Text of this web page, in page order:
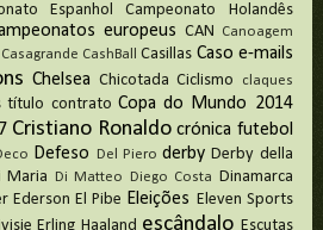
Espanhol
Campeonato Holandês
europeus CAN
Canoagem
Casagrande CashBall Casillas Caso e-mails
Chelsea Chicotada Ciclismo claques
título contrato Copa do Mundo 2014
Cristiano Ronaldo crónica futebol
Defeso Del Piero derby Derby della
Maria Di Matteo Diego Costa Dinamarca
Ederson El Pibe Eleições Eleven Sports
Erling Haaland escândalo Escutas